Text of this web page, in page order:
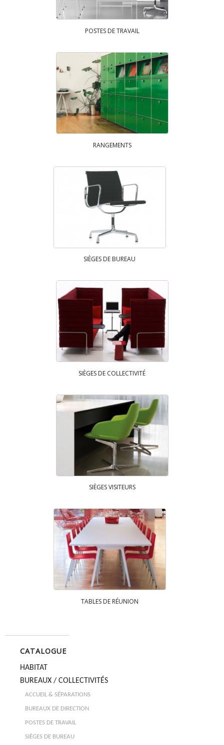
POSTES DE TRAVAIL
RANGEMENTS
SIÈGES DE BUREAU
SIÈGES DE COLLECTIVITÉ
SIÈGES VISITEURS
TABLES DE RÉUNION
CATALOGUE
HABITAT
BUREAUX / COLLECTIVITÉS
ACCUEIL & SÉPARATIONS
BUREAUX DE DIRECTION
POSTES DE TRAVAIL
SIÈGES DE BUREAU